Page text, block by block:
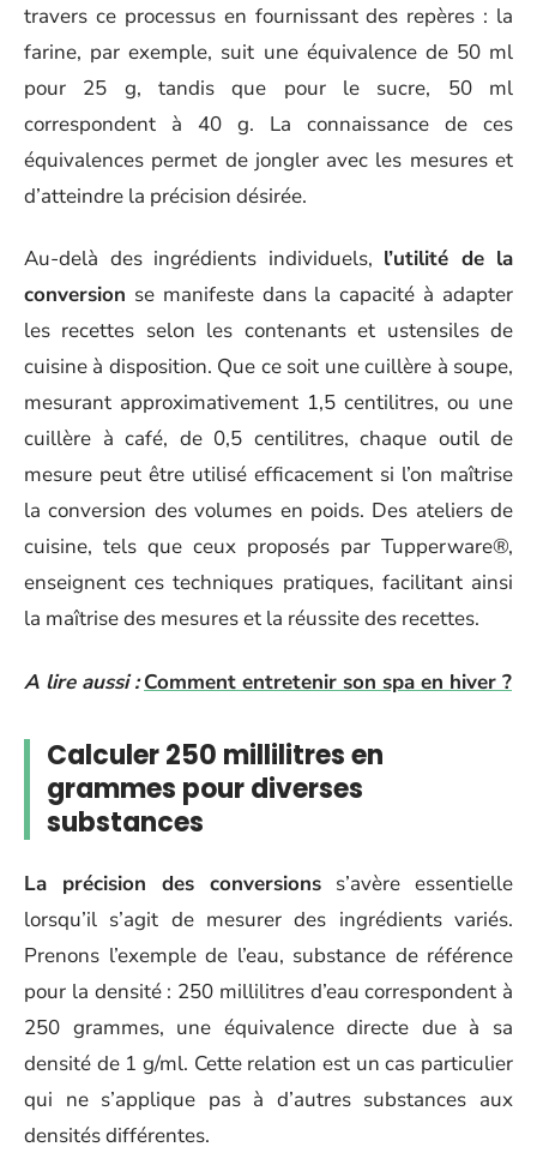
travers ce processus en fournissant des repères : la
farine, par exemple, suit une équivalence de 50 ml
pour 25 g, tandis que pour le sucre, 50 ml
correspondent à 40 g. La connaissance de ces
équivalences permet de jongler avec les mesures et
d’atteindre la précision désirée.
Au-delà des ingrédients individuels, l’utilité de la
conversion se manifeste dans la capacité à adapter
les recettes selon les contenants et ustensiles de
cuisine à disposition. Que ce soit une cuillère à soupe,
mesurant approximativement 1,5 centilitres, ou une
cuillère à café, de 0,5 centilitres, chaque outil de
mesure peut être utilisé efficacement si l’on maîtrise
la conversion des volumes en poids. Des ateliers de
cuisine, tels que ceux proposés par Tupperware®,
enseignent ces techniques pratiques, facilitant ainsi
la maîtrise des mesures et la réussite des recettes.
A lire aussi : Comment entretenir son spa en hiver ?
Calculer 250 millilitres en
grammes pour diverses
substances
La précision des conversions s’avère essentielle
lorsqu’il s’agit de mesurer des ingrédients variés.
Prenons l’exemple de l’eau, substance de référence
pour la densité : 250 millilitres d’eau correspondent à
250 grammes, une équivalence directe due à sa
densité de 1 g/ml. Cette relation est un cas particulier
qui ne s’applique pas à d’autres substances aux
densités différentes.